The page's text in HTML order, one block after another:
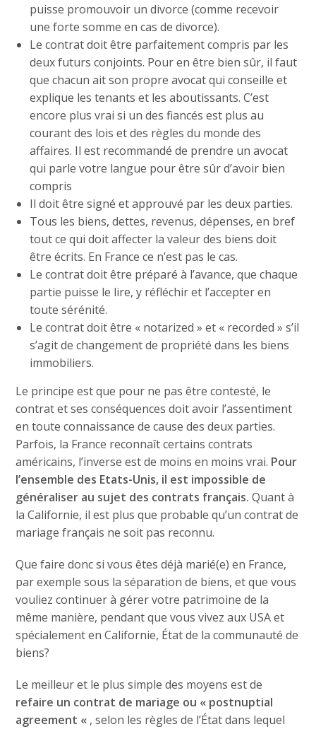
puisse promouvoir un divorce (comme recevoir
une forte somme en cas de divorce).
Le contrat doit être parfaitement compris par les
deux futurs conjoints. Pour en être bien sûr, il faut
que chacun ait son propre avocat qui conseille et
explique les tenants et les aboutissants. C’est
encore plus vrai si un des fiancés est plus au
courant des lois et des règles du monde des
affaires. Il est recommandé de prendre un avocat
qui parle votre langue pour être sûr d’avoir bien
compris
Il doit être signé et approuvé par les deux parties.
Tous les biens, dettes, revenus, dépenses, en bref
tout ce qui doit affecter la valeur des biens doit
être écrits. En France ce n’est pas le cas.
Le contrat doit être préparé à l’avance, que chaque
partie puisse le lire, y réfléchir et l’accepter en
toute sérénité.
Le contrat doit être « notarized » et « recorded » s’il
s’agit de changement de propriété dans les biens
immobiliers.
Le principe est que pour ne pas être contesté, le
contrat et ses conséquences doit avoir l’assentiment
en toute connaissance de cause des deux parties.
Parfois, la France reconnaît certains contrats
américains, l’inverse est de moins en moins vrai. Pour
l’ensemble des Etats-Unis, il est impossible de
généraliser au sujet des contrats français. Quant à
la Californie, il est plus que probable qu’un contrat de
mariage français ne soit pas reconnu.
Que faire donc si vous êtes déjà marié(e) en France,
par exemple sous la séparation de biens, et que vous
vouliez continuer à gérer votre patrimoine de la
même manière, pendant que vous vivez aux USA et
spécialement en Californie, État de la communauté de
biens?
Le meilleur et le plus simple des moyens est de
refaire un contrat de mariage ou « postnuptial
agreement « , selon les règles de l’État dans lequel